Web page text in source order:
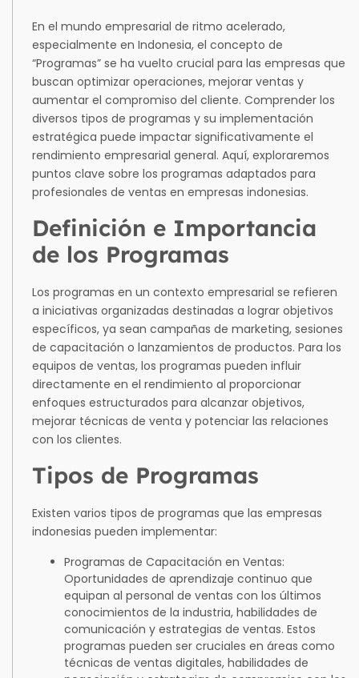
En el mundo empresarial de ritmo acelerado,
especialmente en Indonesia, el concepto de
“Programas” se ha vuelto crucial para las empresas que
buscan optimizar operaciones, mejorar ventas y
aumentar el compromiso del cliente. Comprender los
diversos tipos de programas y su implementación
estratégica puede impactar significativamente el
rendimiento empresarial general. Aquí, exploraremos
puntos clave sobre los programas adaptados para
profesionales de ventas en empresas indonesias.
Definición e Importancia
de los Programas
Los programas en un contexto empresarial se refieren
a iniciativas organizadas destinadas a lograr objetivos
específicos, ya sean campañas de marketing, sesiones
de capacitación o lanzamientos de productos. Para los
equipos de ventas, los programas pueden influir
directamente en el rendimiento al proporcionar
enfoques estructurados para alcanzar objetivos,
mejorar técnicas de venta y potenciar las relaciones
con los clientes.
Tipos de Programas
Existen varios tipos de programas que las empresas
indonesias pueden implementar:
Programas de Capacitación en Ventas:
Oportunidades de aprendizaje continuo que
equipan al personal de ventas con los últimos
conocimientos de la industria, habilidades de
comunicación y estrategias de ventas. Estos
programas pueden ser cruciales en áreas como
técnicas de ventas digitales, habilidades de